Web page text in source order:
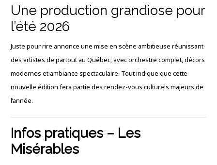
Une production grandiose pour
l’été 2026
Juste pour rire annonce une mise en scène ambitieuse réunissant
des artistes de partout au Québec, avec orchestre complet, décors
modernes et ambiance spectaculaire. Tout indique que cette
nouvelle édition fera partie des rendez-vous culturels majeurs de
l’année.
Infos pratiques – Les
Misérables